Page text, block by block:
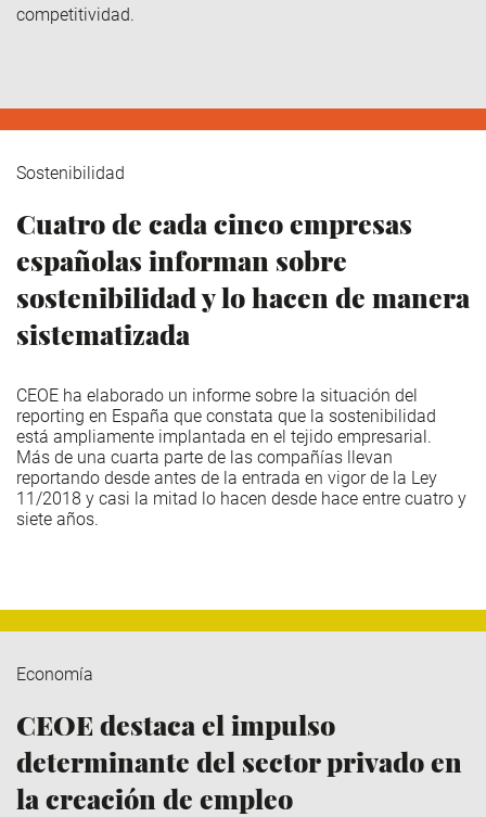
competitividad.
Sostenibilidad
Cuatro de cada cinco empresas
españolas informan sobre
sostenibilidad y lo hacen de manera
sistematizada
CEOE ha elaborado un informe sobre la situación del
reporting en España que constata que la sostenibilidad
está ampliamente implantada en el tejido empresarial.
Más de una cuarta parte de las compañías llevan
reportando desde antes de la entrada en vigor de la Ley
11/2018 y casi la mitad lo hacen desde hace entre cuatro y
siete años.
Economía
CEOE destaca el impulso
determinante del sector privado en
la creación de empleo